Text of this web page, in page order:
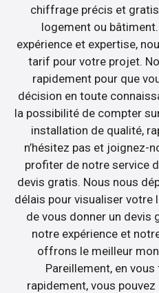
chiffrage précis et
logement ou
expérience et expertise,
tarif pour votre projet.
rapidement pour que
décision en toute
la possibilité de compter
installation de qualité,
n’hésitez pas et joignez-
profiter de notre service
devis gratis. Nous nous
délais pour visualiser votre
de vous donner un devis
notre expérience et
offrons le meilleur
Pareillement, en
rapidement, vous